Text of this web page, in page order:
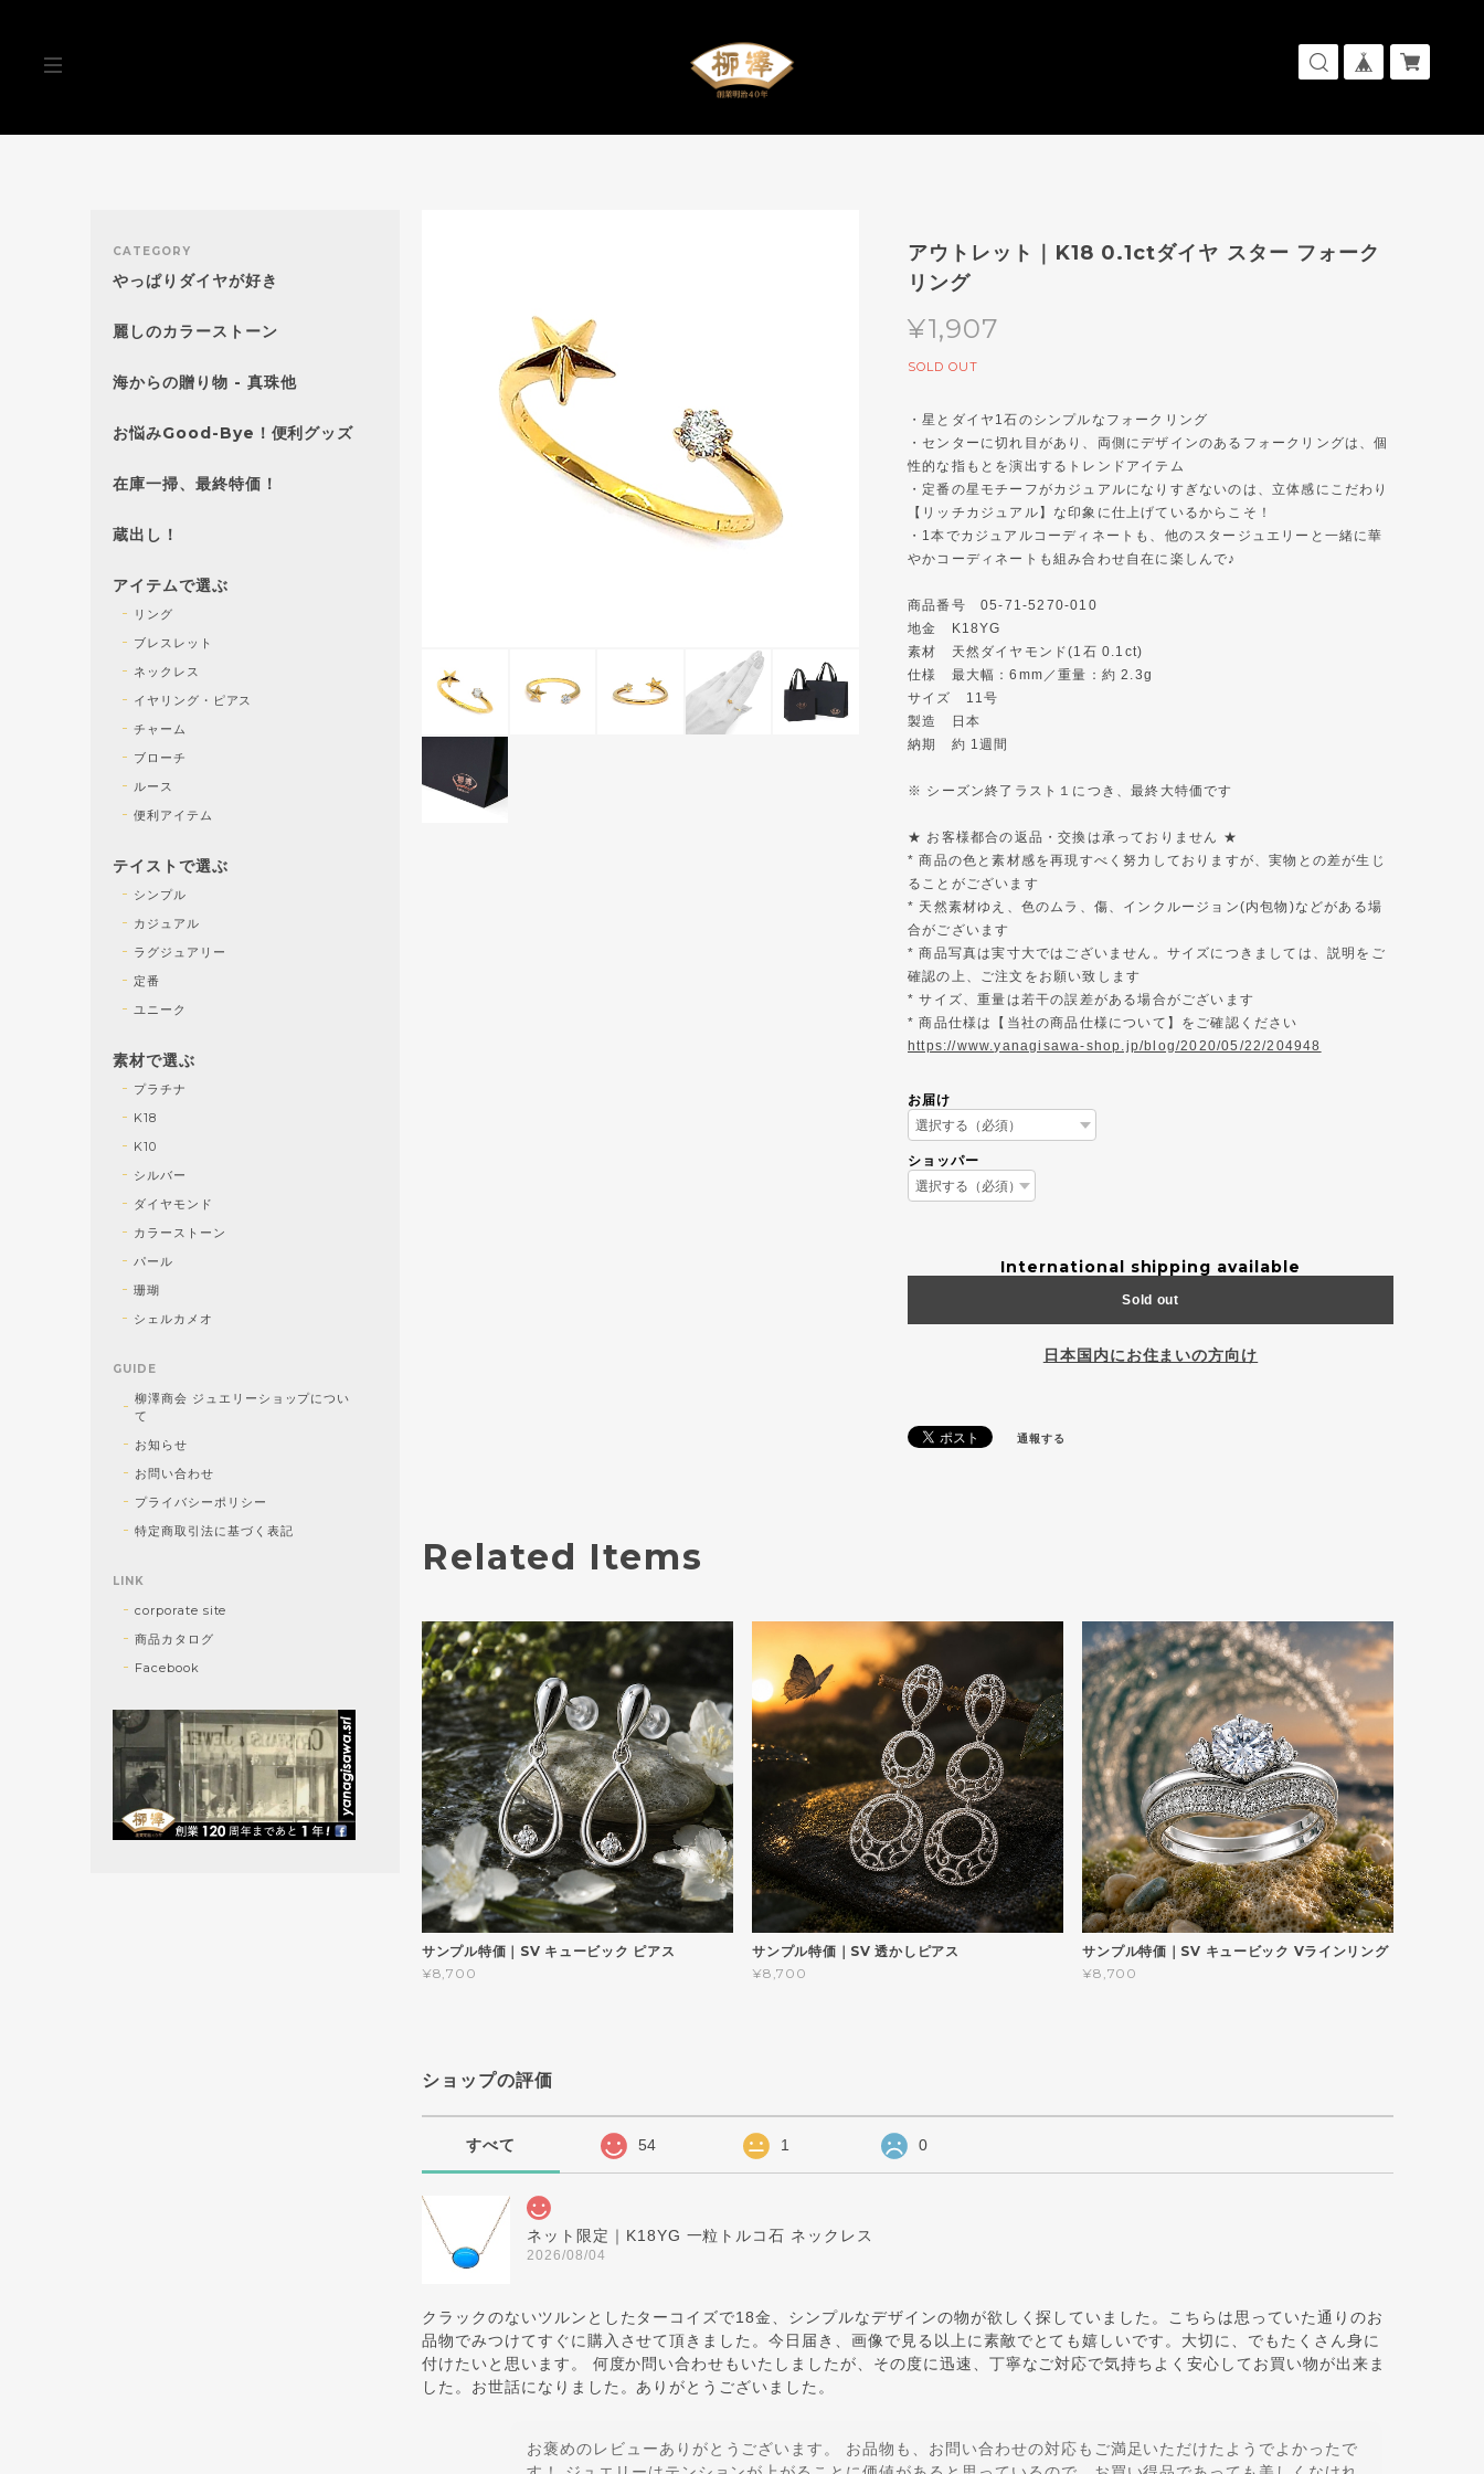
アウトレット｜K18 0.1ctダイヤ スター フォーク
リング
¥1,907
SOLD OUT
・星とダイヤ1石のシンプルなフォークリング
・センターに切れ目があり、両側にデザインのあるフォークリングは、個
性的な指もとを演出するトレンドアイテム
・定番の星モチーフがカジュアルになりすぎないのは、立体感にこだわり
【リッチカジュアル】な印象に仕上げているからこそ！
・1本でカジュアルコーディネートも、他のスタージュエリーと一緒に華
やかコーディネートも組み合わせ自在に楽しんで♪
商品番号 05-71-5270-010
地金 K18YG
素材 天然ダイヤモンド(1石 0.1ct)
仕様 最大幅：6mm／重量：約 2.3g
サイズ 11号
製造 日本
納期 約 1週間
※ シーズン終了ラスト１につき、最終大特価です
★ お客様都合の返品・交換は承っておりません ★
* 商品の色と素材感を再現すべく努力しておりますが、実物との差が生じ
ることがございます
* 天然素材ゆえ、色のムラ、傷、インクルージョン(内包物)などがある場
合がございます
* 商品写真は実寸大ではございません。サイズにつきましては、説明をご
確認の上、ご注文をお願い致します
* サイズ、重量は若干の誤差がある場合がございます
* 商品仕様は【当社の商品仕様について】をご確認ください
https://www.yanagisawa-shop.jp/blog/2020/05/22/204948
お届け
ショッパー
International shipping available
Sold out
日本国内にお住まいの方向け
通報する
Related Items
サンプル特価｜SV キュービック ピアス
¥8,700
サンプル特価｜SV 透かしピアス
¥8,700
サンプル特価｜SV キュービック Vラインリング
¥8,700
ショップの評価
すべて 54 1 0
ネット限定｜K18YG 一粒トルコ石 ネックレス
2026/08/04
クラックのないツルンとしたターコイズで18金、シンプルなデザインの物が欲しく探していました。こちらは思っていた通りのお
品物でみつけてすぐに購入させて頂きました。今日届き、画像で見る以上に素敵でとても嬉しいです。大切に、でもたくさん身に
付けたいと思います。 何度か問い合わせもいたしましたが、その度に迅速、丁寧なご対応で気持ちよく安心してお買い物が出来ま
した。お世話になりました。ありがとうございました。
お褒めのレビューありがとうございます。 お品物も、お問い合わせの対応もご満足いただけたようでよかったで
CATEGORY
やっぱりダイヤが好き
麗しのカラーストーン
海からの贈り物 - 真珠他
お悩みGood-Bye！便利グッズ
在庫一掃、最終特価！
蔵出し！
アイテムで選ぶ
リング
ブレスレット
ネックレス
イヤリング・ピアス
チャーム
ブローチ
ルース
便利アイテム
テイストで選ぶ
シンプル
カジュアル
ラグジュアリー
定番
ユニーク
素材で選ぶ
プラチナ
K18
K10
シルバー
ダイヤモンド
カラーストーン
パール
珊瑚
シェルカメオ
GUIDE
柳澤商会 ジュエリーショップについ
て
お知らせ
お問い合わせ
プライバシーポリシー
特定商取引法に基づく表記
LINK
corporate site
商品カタログ
Facebook